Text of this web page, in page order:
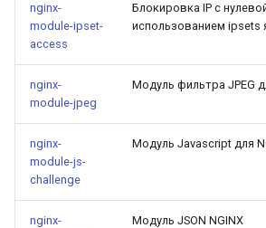
tsort
txid
upload
upstream-healthcheck
upstream
nginx-
module-ipset-
access
Блокировка IP с
использованием ipsets
nginx-
module-jpeg
Модуль фильтра JPEG
nginx-
module-js-
challenge
Модуль Javascript для
nginx-
Модуль JSON NGINX